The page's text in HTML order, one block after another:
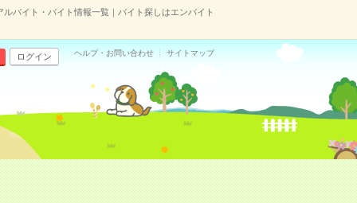
バイト・バイト情報一覧｜バイト探しはエンバイト
ログイン ヘルプ・お問い合わせ サイトマップ